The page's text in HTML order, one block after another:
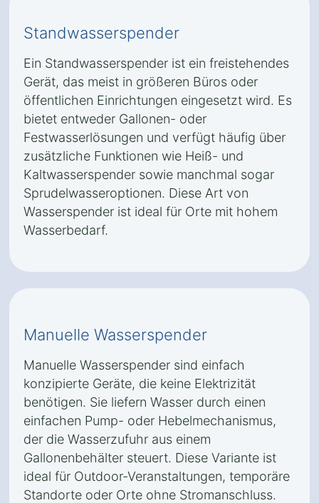
Standwasserspender
Ein Standwasserspender ist ein freistehendes
Gerät, das meist in größeren Büros oder
öffentlichen Einrichtungen eingesetzt wird. Es
bietet entweder Gallonen- oder
Festwasserlösungen und verfügt häufig über
zusätzliche Funktionen wie Heiß- und
Kaltwasserspender sowie manchmal sogar
Sprudelwasseroptionen. Diese Art von
Wasserspender ist ideal für Orte mit hohem
Wasserbedarf.
Manuelle Wasserspender
Manuelle Wasserspender sind einfach
konzipierte Geräte, die keine Elektrizität
benötigen. Sie liefern Wasser durch einen
einfachen Pump- oder Hebelmechanismus,
der die Wasserzufuhr aus einem
Gallonenbehälter steuert. Diese Variante ist
ideal für Outdoor-Veranstaltungen, temporäre
Standorte oder Orte ohne Stromanschluss.